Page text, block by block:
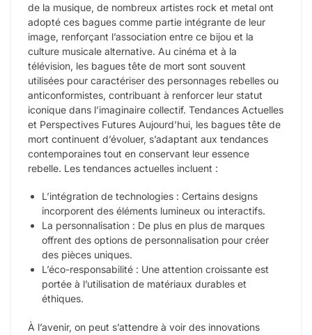
de la musique, de nombreux artistes rock et metal ont
adopté ces bagues comme partie intégrante de leur
image, renforçant l’association entre ce bijou et la
culture musicale alternative. Au cinéma et à la
télévision, les bagues tête de mort sont souvent
utilisées pour caractériser des personnages rebelles ou
anticonformistes, contribuant à renforcer leur statut
iconique dans l’imaginaire collectif. Tendances Actuelles
et Perspectives Futures Aujourd’hui, les bagues tête de
mort continuent d’évoluer, s’adaptant aux tendances
contemporaines tout en conservant leur essence
rebelle. Les tendances actuelles incluent :
L’intégration de technologies : Certains designs
incorporent des éléments lumineux ou interactifs.
La personnalisation : De plus en plus de marques
offrent des options de personnalisation pour créer
des pièces uniques.
L’éco-responsabilité : Une attention croissante est
portée à l’utilisation de matériaux durables et
éthiques.
À l’avenir, on peut s’attendre à voir des innovations